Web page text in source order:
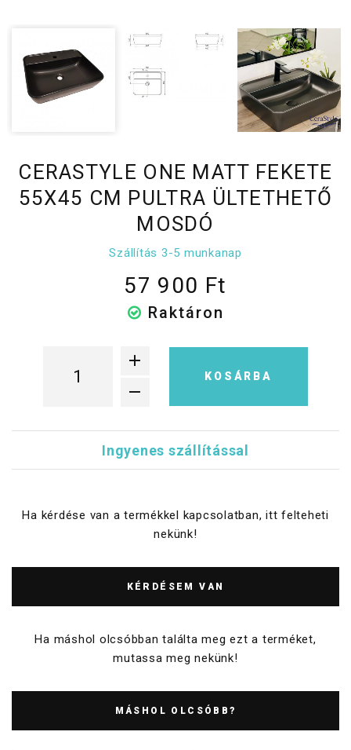
CERASTYLE ONE MATT FEKETE
55X45 CM PULTRA ÜLTETHETŐ
MOSDÓ
Szállítás 3-5 munkanap
57 900 Ft
Raktáron
KOSÁRBA
Ingyenes szállítással
Ha kérdése van a termékkel kapcsolatban, itt felteheti
nekünk!
KÉRDÉSEM VAN
Ha máshol olcsóbban találta meg ezt a terméket,
mutassa meg nekünk!
MÁSHOL OLCSÓBB?